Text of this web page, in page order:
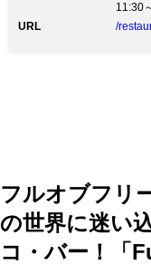
ィア『手
特別賞
11:30
L.O.
URL /
フルオブフリ
の世界に迷い
コ・バー！「